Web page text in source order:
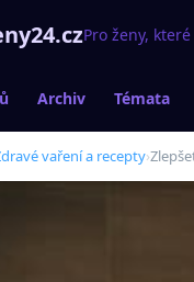
Pro ženy,
Archiv Témata
vaření a recepty›